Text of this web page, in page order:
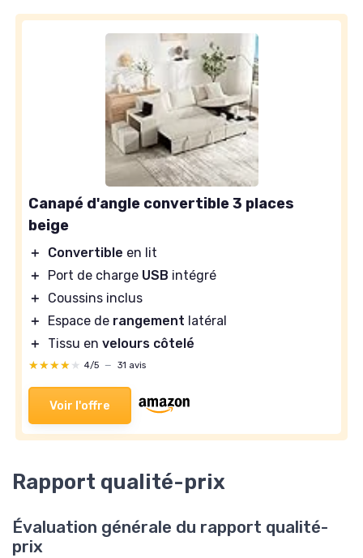
Canapé d'angle convertible 3 places
beige
＋ Convertible en lit
＋
Port de charge USB intégré
＋
Coussins inclus
＋
Espace de rangement latéral
＋
Tissu en velours côtelé
★★★★★
★★★★★ 4/5 — 31 avis
Voir l'offre
Rapport qualité-prix
Évaluation générale du rapport qualité-
prix